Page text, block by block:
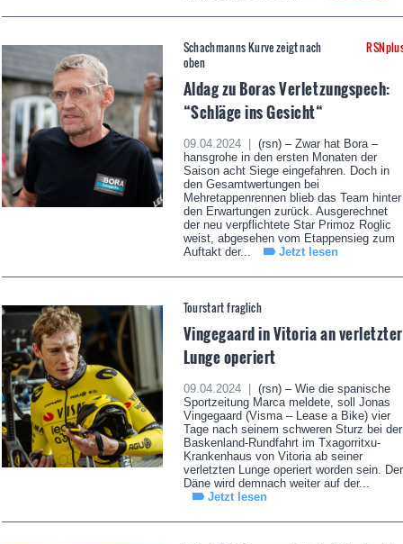
Schachmanns Kurve zeigt nach
oben
Aldag zu Boras Verletzungspech:
“Schläge ins Gesicht“
09.04.2024 |
(rsn) – Zwar hat Bora –
hansgrohe in den ersten Monaten der
Saison acht Siege eingefahren. Doch in
den Gesamtwertungen bei
Mehretappenrennen blieb das Team hinter
den Erwartungen zurück. Ausgerechnet
der neu verpflichtete Star Primoz Roglic
weist, abgesehen vom Etappensieg zum
Auftakt der...
Jetzt lesen
Tourstart fraglich
Vingegaard in Vitoria an verletzter
Lunge operiert
09.04.2024 |
(rsn) – Wie die spanische
Sportzeitung Marca meldete, soll Jonas
Vingegaard (Visma – Lease a Bike) vier
Tage nach seinem schweren Sturz bei der
Baskenland-Rundfahrt im Txagorritxu-
Krankenhaus von Vitoria ab seiner
verletzten Lunge operiert worden sein. Der
Däne wird demnach weiter auf der...
Jetzt lesen